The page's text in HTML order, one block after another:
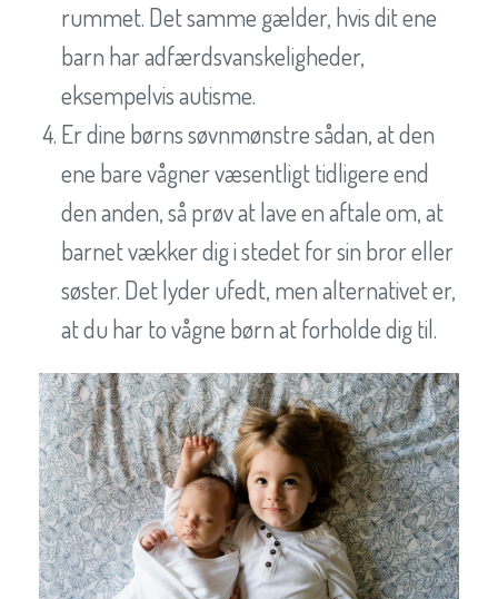
rummet. Det samme gælder, hvis dit ene
barn har adfærdsvanskeligheder,
eksempelvis autisme.
Er dine børns søvnmønstre sådan, at den
ene bare vågner væsentligt tidligere end
den anden, så prøv at lave en aftale om, at
barnet vækker dig i stedet for sin bror eller
søster. Det lyder ufedt, men alternativet er,
at du har to vågne børn at forholde dig til.